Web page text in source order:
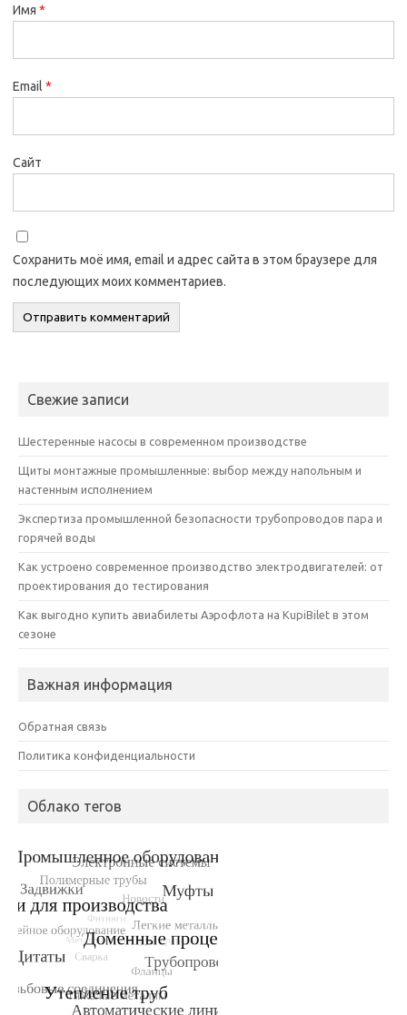
Имя *
Email *
Сайт
Сохранить моё имя, email и адрес сайта в этом браузере для
последующих моих комментариев.
Свежие записи
Шестеренные насосы в современном производстве
Щиты монтажные промышленные: выбор между напольным и
настенным исполнением
Экспертиза промышленной безопасности трубопроводов пара и
горячей воды
Как устроено современное производство электродвигателей: от
проектирования до тестирования
Как выгодно купить авиабилеты Аэрофлота на KupiBilet в этом
сезоне
Важная информация
Обратная связь
Политика конфиденциальности
Облако тегов